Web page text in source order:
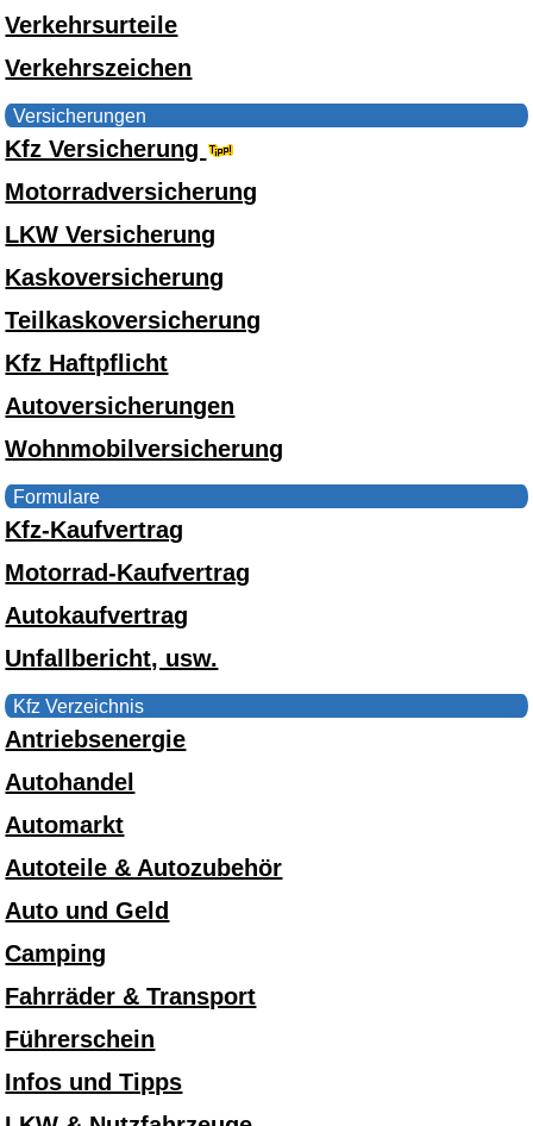
Verkehrsurteile
Verkehrszeichen
Versicherungen
Kfz Versicherung
Motorradversicherung
LKW Versicherung
Kaskoversicherung
Teilkaskoversicherung
Kfz Haftpflicht
Autoversicherungen
Wohnmobilversicherung
Formulare
Kfz-Kaufvertrag
Motorrad-Kaufvertrag
Autokaufvertrag
Unfallbericht, usw.
Kfz Verzeichnis
Antriebsenergie
Autohandel
Automarkt
Autoteile & Autozubehör
Auto und Geld
Camping
Fahrräder & Transport
Führerschein
Infos und Tipps